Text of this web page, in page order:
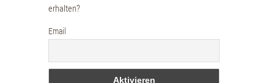
erhalten?
Email